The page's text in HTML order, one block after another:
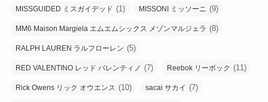
MISSGUIDED ミスガイデッド (1) MISSONI ミッソーニ (9)
MM6 Maison Margiela エムエムシックス メゾンマルジェラ (8)
RALPH LAUREN ラルフローレン (5)
RED VALENTINO レッド バレンティノ (7) Reebok リーボック (11)
Rick Owens リック オウエンス (10) sacai サカイ (7)